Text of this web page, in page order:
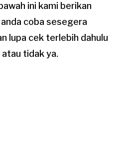
ini kami berikan
coba sesegera
lupa cek terlebih dahulu
tidak ya.